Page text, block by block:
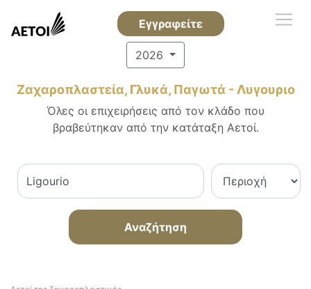
Εγγραφείτε
2026
Ζαχαροπλαστεία, Γλυκά, Παγωτά - Λυγουριο
Όλες οι επιχειρήσεις από τον κλάδο που
βραβεύτηκαν από την κατάταξη Αετοί.
Αναζήτηση